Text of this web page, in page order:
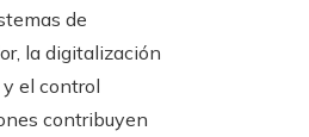
de
la digitalización
el control
contribuyen